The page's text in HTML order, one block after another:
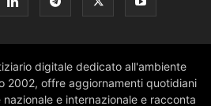
digitale dedicato all'ambiente
2002, offre aggiornamenti quotidiani
e internazionale e racconta